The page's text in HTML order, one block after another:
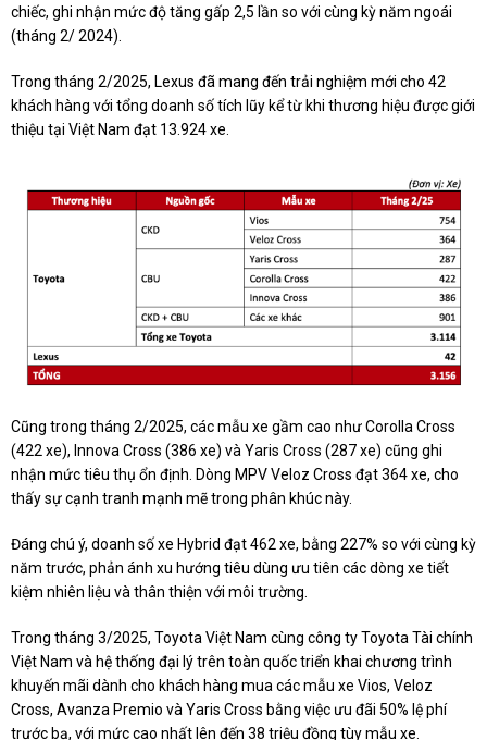
chiếc, ghi nhận mức độ tăng gấp 2,5 lần so với cùng kỳ năm ngoái
(tháng 2/ 2024).
Trong tháng 2/2025, Lexus đã mang đến trải nghiệm mới cho 42
khách hàng với tổng doanh số tích lũy kể từ khi thương hiệu được giới
thiệu tại Việt Nam đạt 13.924 xe.
Cũng trong tháng 2/2025, các mẫu xe gầm cao như Corolla Cross
(422 xe), Innova Cross (386 xe) và Yaris Cross (287 xe) cũng ghi
nhận mức tiêu thụ ổn định. Dòng MPV Veloz Cross đạt 364 xe, cho
thấy sự cạnh tranh mạnh mẽ trong phân khúc này.
Đáng chú ý, doanh số xe Hybrid đạt 462 xe, bằng 227% so với cùng kỳ
năm trước, phản ánh xu hướng tiêu dùng ưu tiên các dòng xe tiết
kiệm nhiên liệu và thân thiện với môi trường.
Trong tháng 3/2025, Toyota Việt Nam cùng công ty Toyota Tài chính
Việt Nam và hệ thống đại lý trên toàn quốc triển khai chương trình
khuyến mãi dành cho khách hàng mua các mẫu xe Vios, Veloz
Cross, Avanza Premio và Yaris Cross bằng việc ưu đãi 50% lệ phí
trước bạ, với mức cao nhất lên đến 38 triệu đồng tùy mẫu xe.